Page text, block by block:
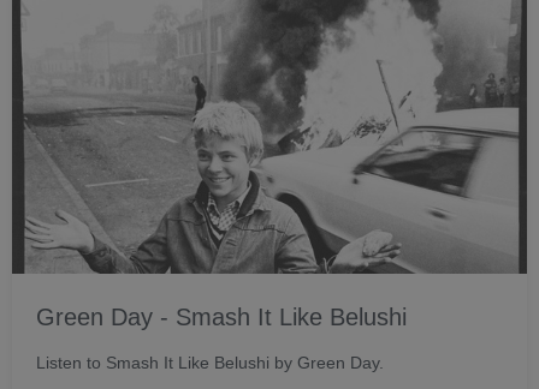
Green Day - Smash It Like Belushi
Listen to Smash It Like Belushi by Green Day.